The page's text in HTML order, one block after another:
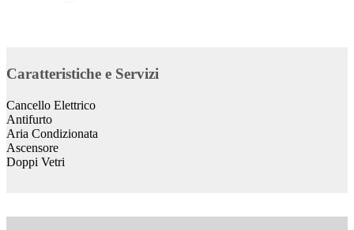
Caratteristiche e Servizi
Cancello Elettrico
Antifurto
Aria Condizionata
Ascensore
Doppi Vetri